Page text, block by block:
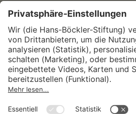
Wirtschafts- und
Institut für Makroökonomie
Konjunkturforschung